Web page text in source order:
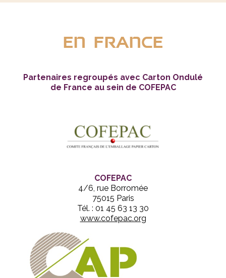
en france
Partenaires regroupés avec Carton Ondulé
de France au sein de COFEPAC
COFEPAC
4/6, rue Borromée
75015 Paris
Tél. : 01 45 63 13 30
www.cofepac.org